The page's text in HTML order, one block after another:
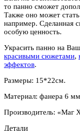
то панно сможет
Также оно может
например. Сделанная
особую ценность.
Украсить панно на
красивыми сюжетами,
эффектов.
Размеры: 15*22см.
Материал: фанера 6
Производитель: «Маг
Детали